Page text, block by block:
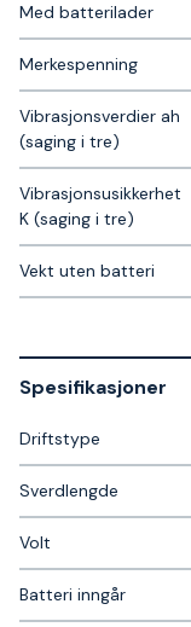
Med batterilader
Merkespenning
Vibrasjonsverdier ah
(saging i tre)
Vibrasjonsusikkerhet
K (saging i tre)
Vekt uten batteri
Spesifikasjoner
Driftstype
Sverdlengde
Volt
Batteri inngår